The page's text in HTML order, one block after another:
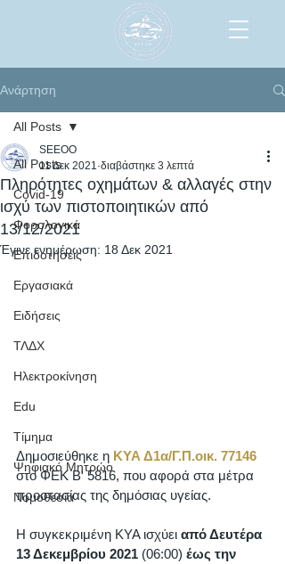
Ανάρτηση
All Posts
Covid-19
Φορολογικά
Επιδοτήσεις
Εργασιακά
Ειδήσεις
ΤΛΔΧ
Ηλεκτροκίνηση
Edu
Τίμημα
Ψηφιακό Μητρώο
Νομοθεσία
All Posts
Πληρότητες οχημάτων & αλλαγές στην
ισχύ των πιστοποιητικών από
13/12/2021
SEEOO
11 Δεκ 2021 διαβάστηκε 3 λεπτά
Έγινε ενημέρωση: 18 Δεκ 2021
Δημοσιεύθηκε η ΚΥΑ Δ1α/Γ.Π.οικ. 77146
στο ΦΕΚ Β' 5816, που αφορά στα μέτρα
προστασίας της δημόσιας υγείας.
Η συγκεκριμένη ΚΥΑ ισχύει από Δευτέρα
13 Δεκεμβρίου 2021 (06:00) έως την